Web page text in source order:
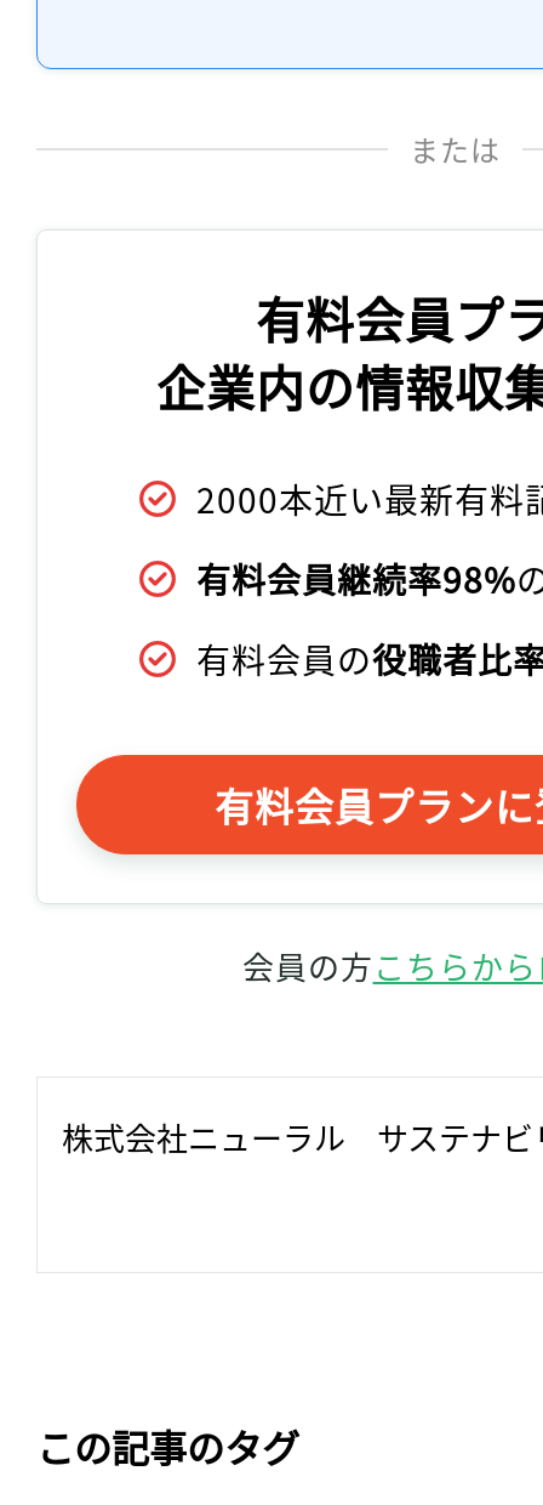
または
有料会員プ
企業内の情報収
2000本近い最新有料
有料会員継続率98%
有料会員の役職者比
有料会員プラン
会員の方こちらか
株式会社ニューラル　サステナ
この記事のタグ